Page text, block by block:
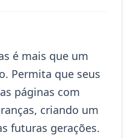
é mais que um
Permita que seus
páginas com
criando um
futuras gerações.